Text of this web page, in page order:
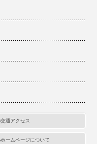
交通アクセス
ホームページについて